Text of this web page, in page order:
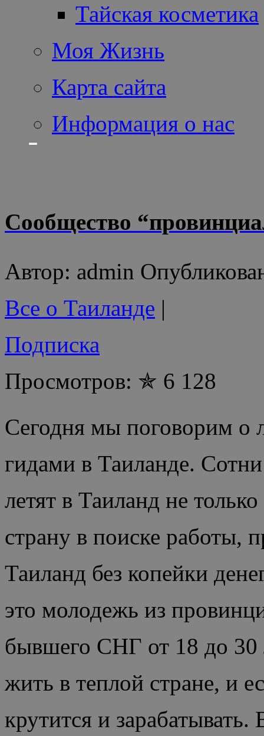
Тайская косметика
Моя Жизнь
Карта сайта
Информация о нас
Сообщество
Автор: admin
Все о Таиланде |
Подписка
Просмотров: ✯ 6 128
Сегодня мы поговорим о
гидами в Таиланде.
летят в Таиланд не
страну в поиске работы,
Таиланд без копейки
это молодежь из
бывшего СНГ от 18 до 30
жить в теплой стране, и
крутится и зарабатывать.